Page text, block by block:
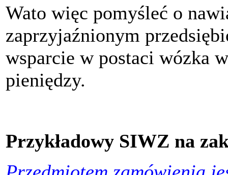
Wato więc pomyśleć o
zaprzyjaźnionym
wsparcie w postaci wózka
pieniędzy.
Przykładowy SIWZ na